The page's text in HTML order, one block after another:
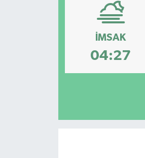
İMSAK
04:27
Okul Gazetesi